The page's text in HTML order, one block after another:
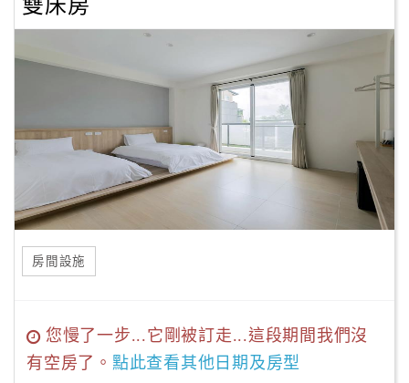
雙床房
房間設施
您慢了一步...它剛被訂走...這段期間我們沒
有空房了。 點此查看其他日期及房型